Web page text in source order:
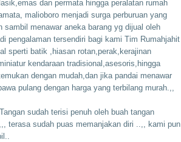
dan permata hingga peralatan rumah
malioboro menjadi surga perburuan yang
menawar aneka barang yg dijual oleh
pengalaman tersendiri bagi kami Tim Rumahjahit
sperti batik ,hiasan rotan,perak,kerajinan
kendaraan tradisional,asesoris,hingga
dengan mudah,dan jika pandai menawar
pulang dengan harga yang terbilang murah.,,
sudah terisi penuh oleh buah tangan
terasa sudah puas memanjakan diri ..,, kami pun